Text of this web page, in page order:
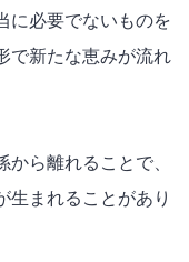
に必要でないものを
で新たな恵みが流れ
ら離れることで、
生まれることがあり